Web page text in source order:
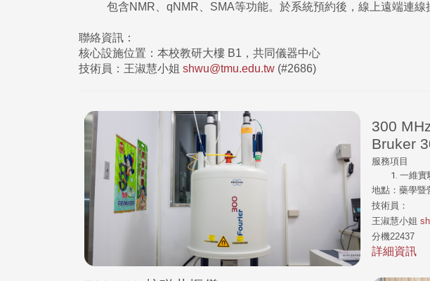
包含NMR、qNMR、SMA等功能。於系統預約後，線上遠端連線
聯絡資訊：
核心設施位置：本校教研大樓 B1，共同儀器中心
技術員：王淑慧小姐 shwu@tmu.edu.tw (#2686)
300
Bruker
服務項目
一維實
地點：藥學暨
技術員：
王淑慧小姐
分機22437
詳細資訊